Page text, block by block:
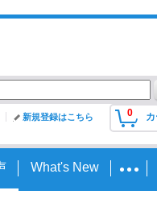
0
新規登録はこちら
What's New